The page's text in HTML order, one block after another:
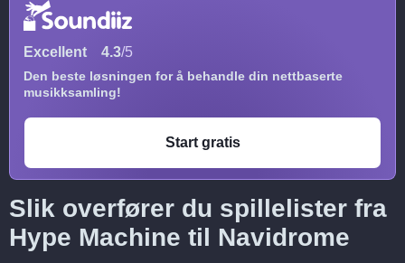
Excellent 4.3/5
Den beste løsningen for å behandle din nettbaserte
musikksamling!
Start gratis
Slik overfører du spillelister fra
Hype Machine til Navidrome